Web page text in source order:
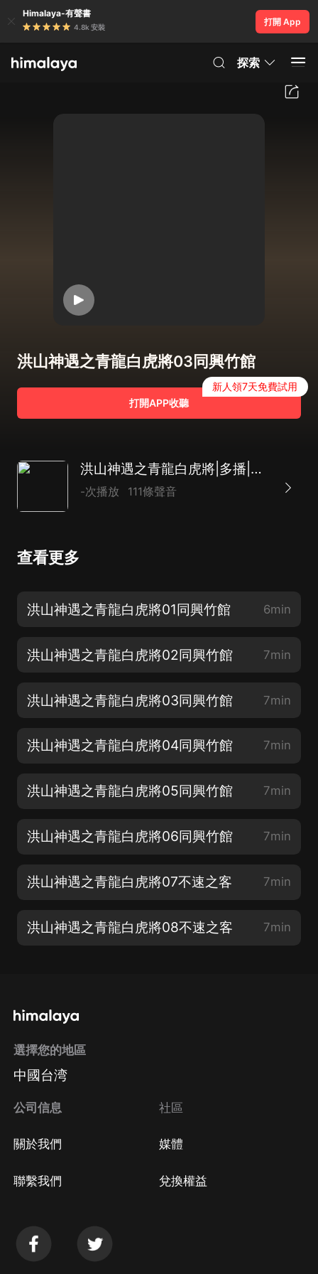
Himalaya-有聲書
4.8k 安裝
打開 App
探索
洪山神遇之青龍白虎將03同興竹館
打開APP收聽
新人領7天免費試用
洪山神遇之青龍白虎將|多播|一段傳奇往事
-次播放 111條聲音
查看更多
洪山神遇之青龍白虎將01同興竹館 6min
洪山神遇之青龍白虎將02同興竹館 7min
洪山神遇之青龍白虎將03同興竹館 7min
洪山神遇之青龍白虎將04同興竹館 7min
洪山神遇之青龍白虎將05同興竹館 7min
洪山神遇之青龍白虎將06同興竹館 7min
洪山神遇之青龍白虎將07不速之客 7min
洪山神遇之青龍白虎將08不速之客 7min
選擇您的地區
中國台湾
公司信息
關於我們
聯繫我們
社區
媒體
兌換權益